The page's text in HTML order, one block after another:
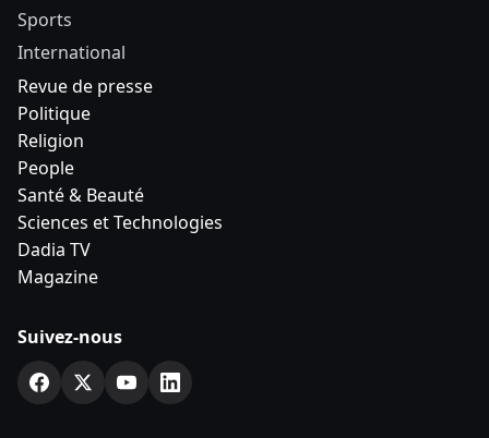
Sports
International
Revue de presse
Politique
Religion
People
Santé & Beauté
Sciences et Technologies
Dadia TV
Magazine
Suivez-nous